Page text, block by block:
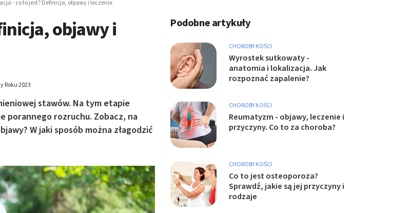
- co to jest? Definicja, objawy i leczenie
objawy i
Roku 2023
stawów. Na tym etapie
porannego rozruchu. Zobacz, na
W jaki sposób można złagodzić
Podobne artykuły
CHOROBY KOŚCI
Wyrostek sutkowaty -
anatomia i lokalizacja. Jak
rozpoznać zapalenie?
CHOROBY KOŚCI
Reumatyzm - objawy, leczenie i
przyczyny. Co to za choroba?
CHOROBY KOŚCI
Co to jest osteoporoza?
Sprawdź, jakie są jej przyczyny i
rodzaje